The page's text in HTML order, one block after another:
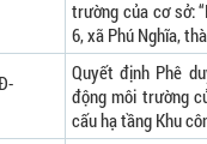
trường của cơ sở:
6, xã Phú Nghĩa,
Quyết định Phê
động môi trường
cấu hạ tầng Khu